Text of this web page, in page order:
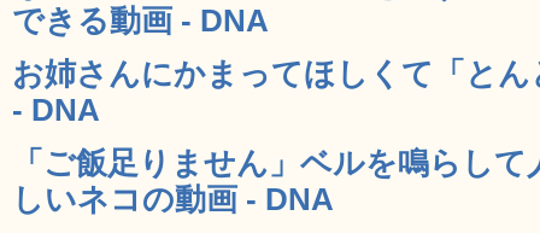
できる動画 - DNA
お姉さんにかまってほしくて「と
- DNA
「ご飯足りません」ベルを鳴らし
しいネコの動画 - DNA